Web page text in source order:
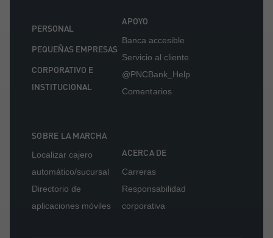
PERSONAL
PEQUEÑAS EMPRESAS
CORPORATIVO E
INSTITUCIONAL
APOYO
Banca accesible
Servicio al cliente
@PNCBank_Help
Comentarios
SOBRE LA MARCHA
Localizar cajero
automático/sucursal
Directorio de
aplicaciones móviles
ACERCA DE
Carreras
Responsabilidad
corporativa